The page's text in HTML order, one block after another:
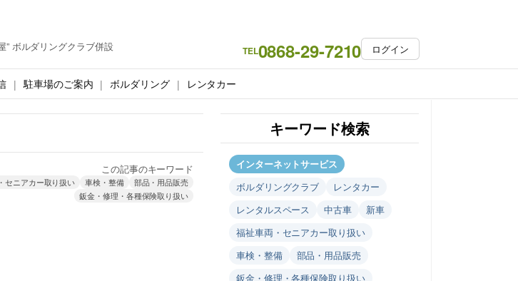
” ボルダリングクラブ併設 TEL0868-29-7210 ログイン
駐車場のご案内 ボルダリング レンタカー
この記事のキーワード
セニアカー取り扱い 車検・整備
部品・用品販売
鈑金・修理・各種保険取り扱い
キーワード検索
インターネットサービス
ボルダリングクラブ
レンタカー
レンタルスペース
中古車
新車
福祉車両・セニアカー取り扱い
車検・整備
部品・用品販売
鈑金・修理・各種保険取り扱い